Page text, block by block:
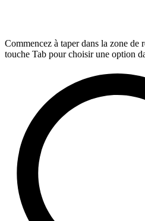
Commencez à taper dans la zone de
touche Tab pour choisir une option